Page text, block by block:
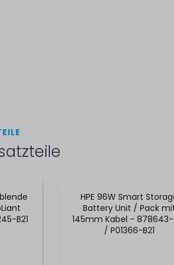
B21
HPE 96W Smart
Battery Unit / Pack
145mm Kabel - 878643-
/ P01366-B21